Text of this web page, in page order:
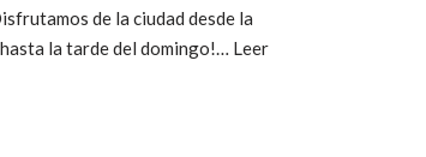
de la ciudad desde la
la tarde del domingo!… Leer